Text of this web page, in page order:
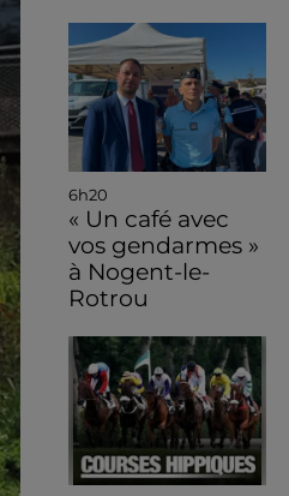
6h20
« Un café avec
vos gendarmes »
à Nogent-le-
Rotrou